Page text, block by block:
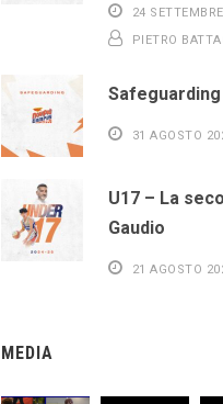
24
PIETRO
Safeguarding
31 AGOSTO
U17 – La
Gaudio
21 AGOSTO
MEDIA